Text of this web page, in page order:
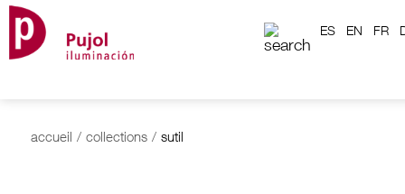
ES EN FR
accueil / collections / sutil